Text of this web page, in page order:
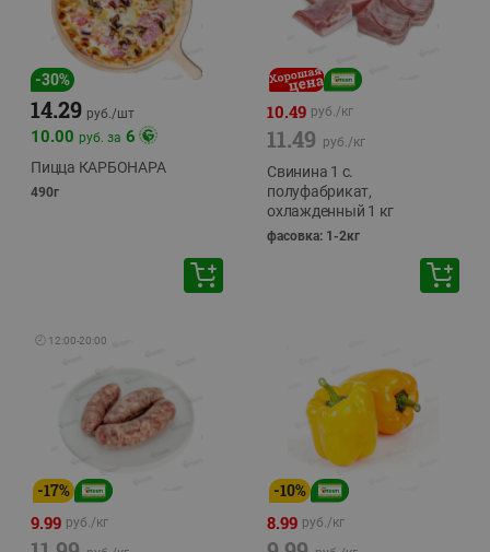
-30%
14.29 руб./шт
10.00 руб. за 6
Пицца КАРБОНАРА
490г
10.49 руб./кг
11.49 руб./кг
Свинина 1 с.
полуфабрикат,
охлажденный 1 кг
фасовка: 1-2кг
🕘 12:00-20:00
-17%
9.99 руб./кг
-10%
8.99 руб./кг